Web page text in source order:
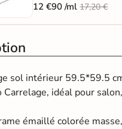
12 €90 /ml17,20 €
sol intérieur 59.5*59.5
Carrelage, idéal pour
émaillé colorée